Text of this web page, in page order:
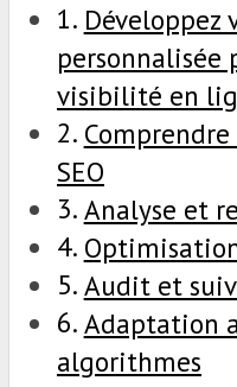
Développez
personnalisée
visibilité en
SEO
Analyse et
Audit et
Adaptation
algorithmes